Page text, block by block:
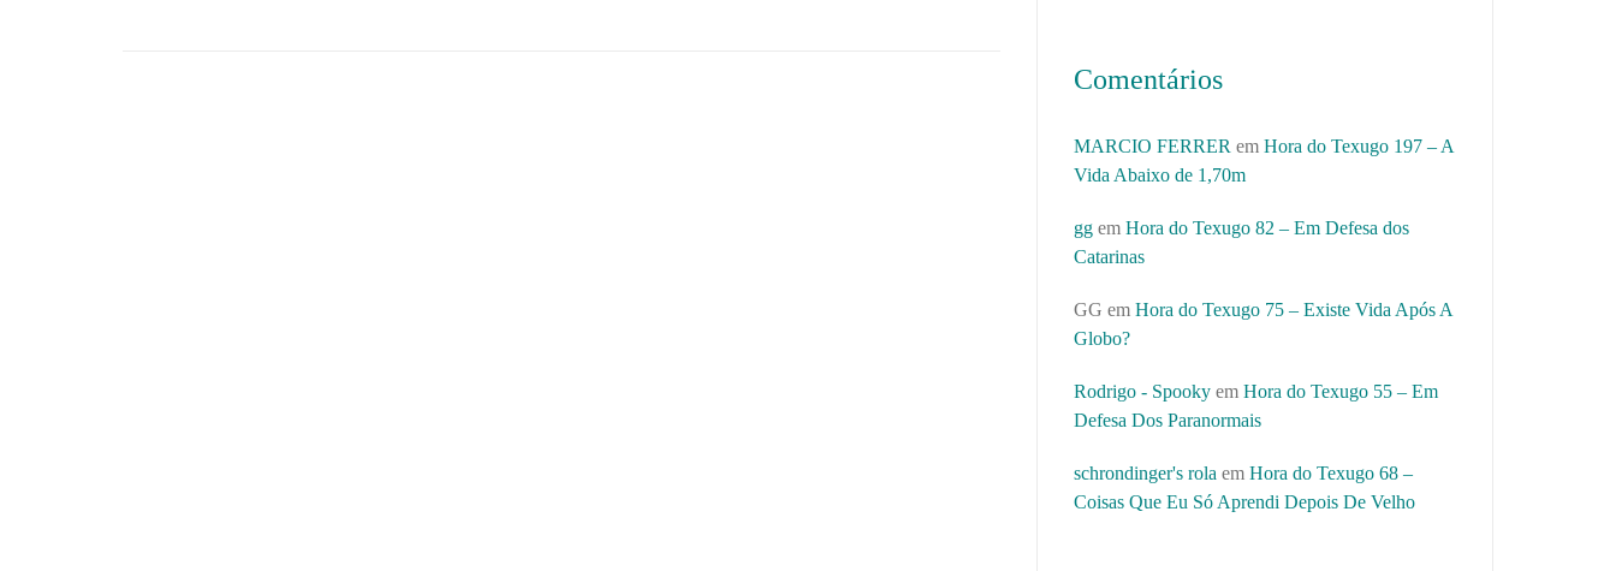
Comentários
MARCIO FERRER em Hora do Texugo 197 – A
Vida Abaixo de 1,70m
gg em Hora do Texugo 82 – Em Defesa dos
Catarinas
GG em Hora do Texugo 75 – Existe Vida Após A
Globo?
Rodrigo - Spooky em Hora do Texugo 55 – Em
Defesa Dos Paranormais
schrondinger's rola em Hora do Texugo 68 –
Coisas Que Eu Só Aprendi Depois De Velho